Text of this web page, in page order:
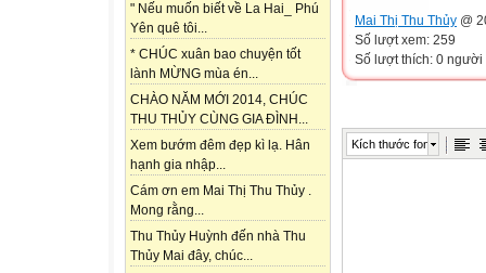
" Nếu muốn biết về La Hai_ Phú
Yên quê tôi...
* CHÚC xuân bao chuyện tốt
lành MỪNG mùa én...
CHÀO NĂM MỚI 2014, CHÚC
THU THỦY CÙNG GIA ĐÌNH...
Xem bướm đêm đẹp kì lạ. Hân
hạnh gia nhập...
Cám ơn em Mai Thị Thu Thủy .
Mong rằng...
Thu Thủy Huỳnh đến nhà Thu
Thủy Mai đây, chúc...
Mai Thị Thu Thủy @
Số lượt xem: 259
Số lượt thích: 0 người
Kích thước font